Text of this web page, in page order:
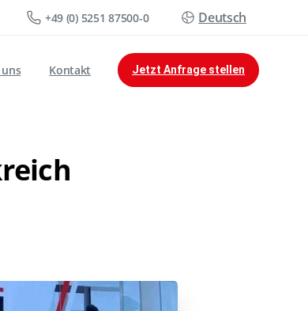
+49 (0) 5251 87500-0 Deutsch
Kontakt Jetzt Anfrage stellen